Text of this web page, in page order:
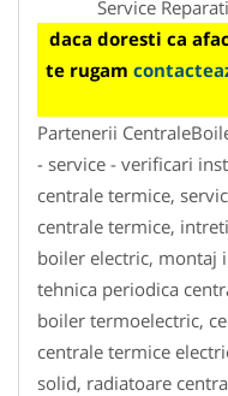
Service
daca doresti ca
te rugam
Partenerii
- service - verificari
centrale termice,
centrale termice,
boiler electric, montaj
tehnica periodica
boiler termoelectric,
centrale termice
solid, radiatoare